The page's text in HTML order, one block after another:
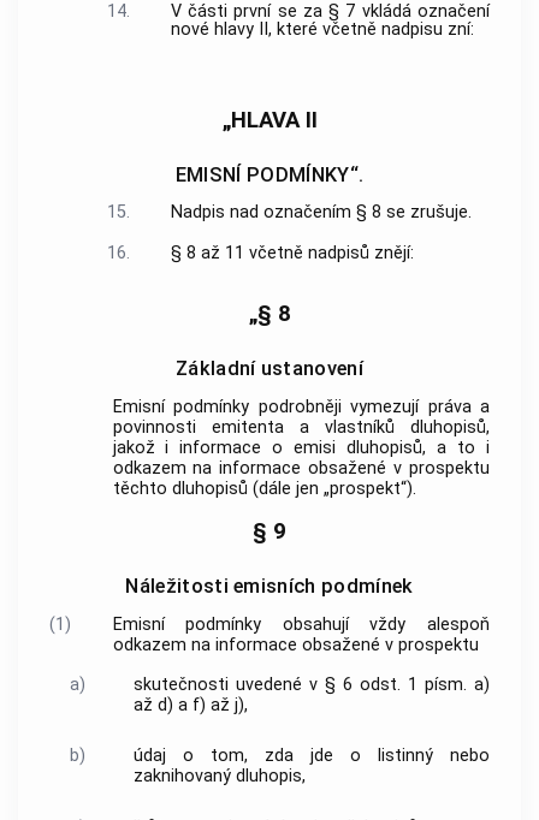
14.
V části první se za § 7 vkládá označení
nové hlavy II, které včetně nadpisu zní:
„HLAVA II
EMISNÍ PODMÍNKY“.
15.
Nadpis nad označením § 8 se zrušuje.
16.
§ 8 až 11 včetně nadpisů znějí:
„§ 8
Základní ustanovení
Emisní podmínky podrobněji vymezují práva a
povinnosti emitenta a vlastníků dluhopisů,
jakož i informace o emisi dluhopisů, a to i
odkazem na informace obsažené v prospektu
těchto dluhopisů (dále jen „prospekt“).
§ 9
Náležitosti emisních podmínek
(1)
Emisní podmínky obsahují vždy alespoň
odkazem na informace obsažené v prospektu
a)
skutečnosti uvedené v § 6 odst. 1 písm. a)
až d) a f) až j),
b)
údaj o tom, zda jde o listinný nebo
zaknihovaný dluhopis,